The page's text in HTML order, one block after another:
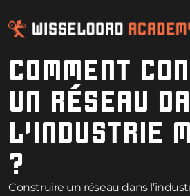
COMMENT
UN RÉSEAU
L’INDUSTRIE
?
Construire un réseau dans